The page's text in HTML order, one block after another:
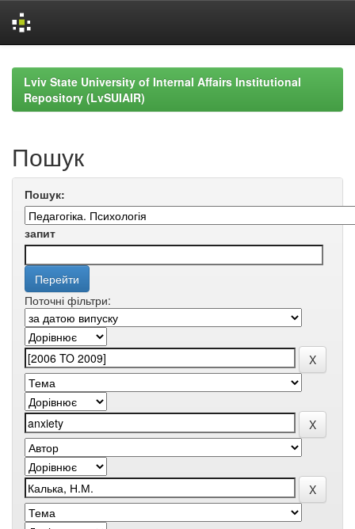
navigationLviv State University of Internal Affairs Institutional
Repository (LvSUIAIR)
Пошук
Пошук:
запит
Поточні фільтри: